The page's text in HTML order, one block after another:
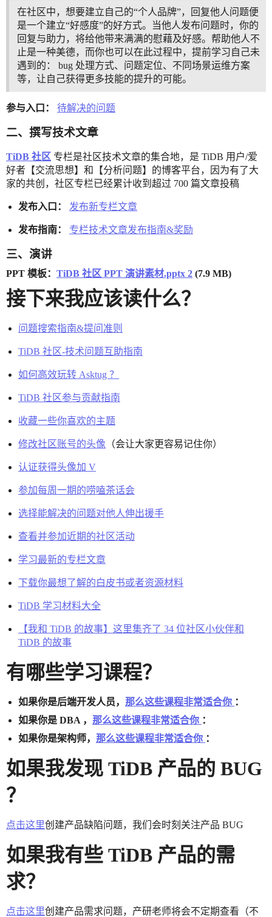
在社区中，想要建立自己的“个人品牌”，回复他人问题便
是一个建立“好感度”的好方式。当他人发布问题时，你的
回复与助力，将给他带来满满的慰藉及好感。帮助他人不
止是一种美德，而你也可以在此过程中，提前学习自己未
遇到的： bug 处理方式、问题定位、不同场景运维方案
等，让自己获得更多技能的提升的可能。
参与入口： 待解决的问题
二、撰写技术文章
TiDB 社区 专栏是社区技术文章的集合地，是 TiDB 用户/爱
好者【交流思想】和【分析问题】的博客平台，因为有了大
家的共创，社区专栏已经累计收到超过 700 篇文章投稿
发布入口： 发布新专栏文章
发布指南： 专栏技术文章发布指南&奖励
三、演讲
PPT 模板： TiDB 社区 PPT 演讲素材.pptx 2 (7.9 MB)
接下来我应该读什么？
问题搜索指南&提问准则
TiDB 社区-技术问题互助指南
如何高效玩转 Asktug ？
TiDB 社区参与贡献指南
收藏一些你喜欢的主题
修改社区账号的头像 （会让大家更容易记住你）
认证获得头像加 V
参加每周一期的唠嗑茶话会
选择能解决的问题对他人伸出援手
查看并参加近期的社区活动
学习最新的专栏文章
下载你最想了解的白皮书或者资源材料
TiDB 学习材料大全
【我和 TiDB 的故事】这里集齐了 34 位社区小伙伴和
TiDB 的故事
有哪些学习课程？
如果你是后端开发人员， 那么这些课程非常适合你 ：
如果你是 DBA ， 那么这些课程非常适合你 ：
如果你是架构师， 那么这些课程非常适合你 ：
如果我发现 TiDB 产品的 BUG
？
点击这里创建产品缺陷问题，我们会时刻关注产品 BUG
如果我有些 TiDB 产品的需
求？
点击这里创建产品需求问题，产研老师将会不定期查看（不